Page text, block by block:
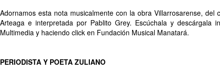
Adornamos esta nota musicalmente con la obra Villarrosarense, del
Arteaga e interpretada por Pablito Grey. Escúchala y descárgala
Multimedia y haciendo click en Fundación Musical Manatará.
PERIODISTA Y POETA ZULIANO